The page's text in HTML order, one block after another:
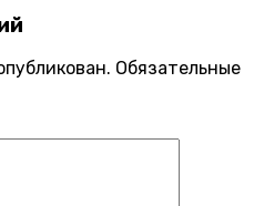
Обязательные